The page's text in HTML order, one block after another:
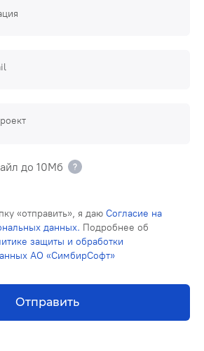
до 10Мб
«отправить», я даю Согласие на
данных. Подробнее об
защиты и обработки
АО «СимбирСофт»
Отправить